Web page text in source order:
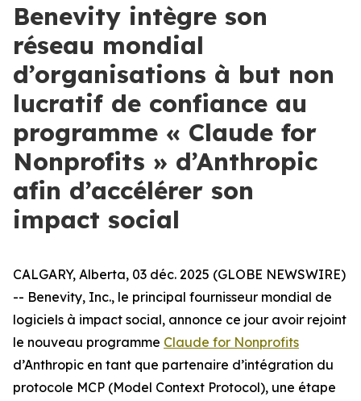
Benevity intègre son
réseau mondial
d’organisations à but non
lucratif de confiance au
programme « Claude for
Nonprofits » d’Anthropic
afin d’accélérer son
impact social
CALGARY, Alberta, 03 déc. 2025 (GLOBE NEWSWIRE)
-- Benevity, Inc., le principal fournisseur mondial de
logiciels à impact social, annonce ce jour avoir rejoint
le nouveau programme Claude for Nonprofits
d’Anthropic en tant que partenaire d’intégration du
protocole MCP (Model Context Protocol), une étape